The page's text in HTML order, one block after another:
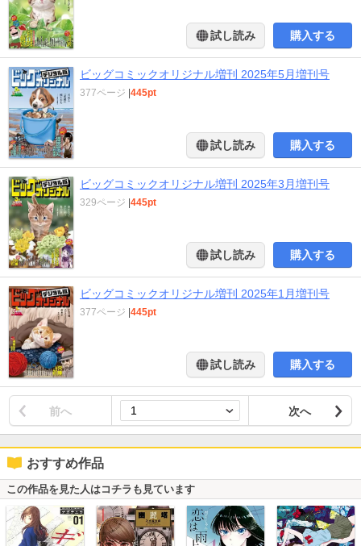
試し読み 購入する
ビッグコミックオリジナル増刊 2025年5月増刊号
377ページ 445pt
試し読み 購入する
ビッグコミックオリジナル増刊 2025年3月増刊号
329ページ 445pt
試し読み 購入する
ビッグコミックオリジナル増刊 2025年1月増刊号
377ページ 445pt
試し読み 購入する
前へ 次へ
おすすめ作品
この作品を見た人はコチラも見ています